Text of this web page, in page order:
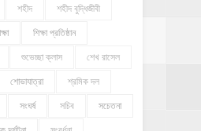
শহীদ শহীদ বুদ্ধিজীবী
শিক্ষা প্রতিষ্ঠান
শুভেচ্ছা ক্লাস শেখ রাসেল
শোভাযাত্রা শ্রমিক দল
সংঘর্ষ সচিব সচেতনা